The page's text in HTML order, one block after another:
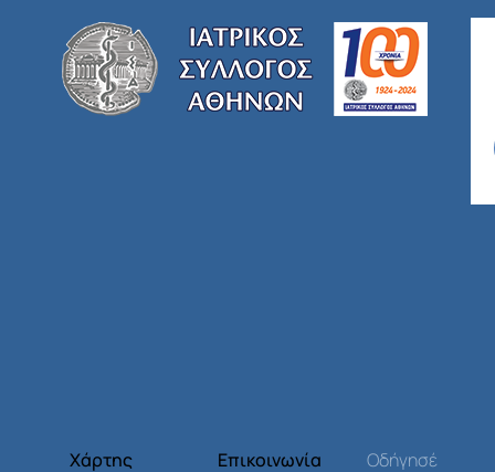
Χάρτης
Επικοινωνία
Οδήγησέ